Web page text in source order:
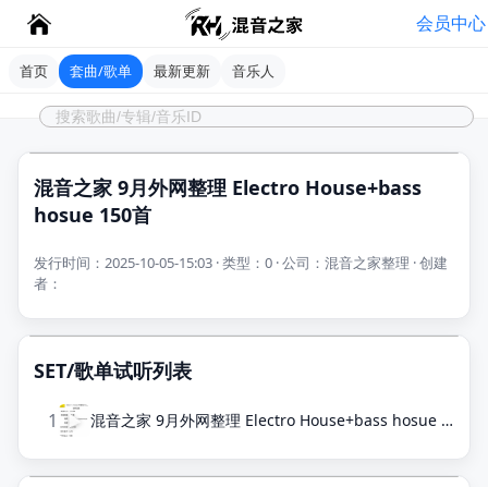
会员中心
首页 套曲/歌单 最新更新 音乐人
混音之家 9月外网整理 Electro House+bass
hosue 150首
发行时间：2025-10-05-15:03 · 类型：0 · 公司：混音之家整理 · 创建
者：
SET/歌单试听列表
1 混音之家 9月外网整理 Electro House+bass hosue 150首.zip